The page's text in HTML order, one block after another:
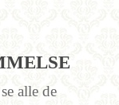
alle de